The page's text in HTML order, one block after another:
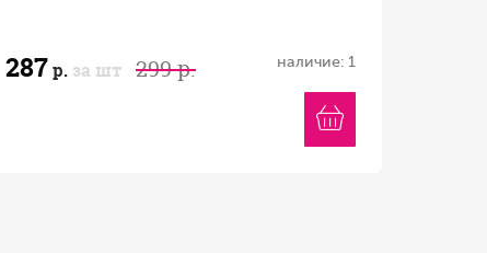
287р. за шт 299 р. наличие: 1